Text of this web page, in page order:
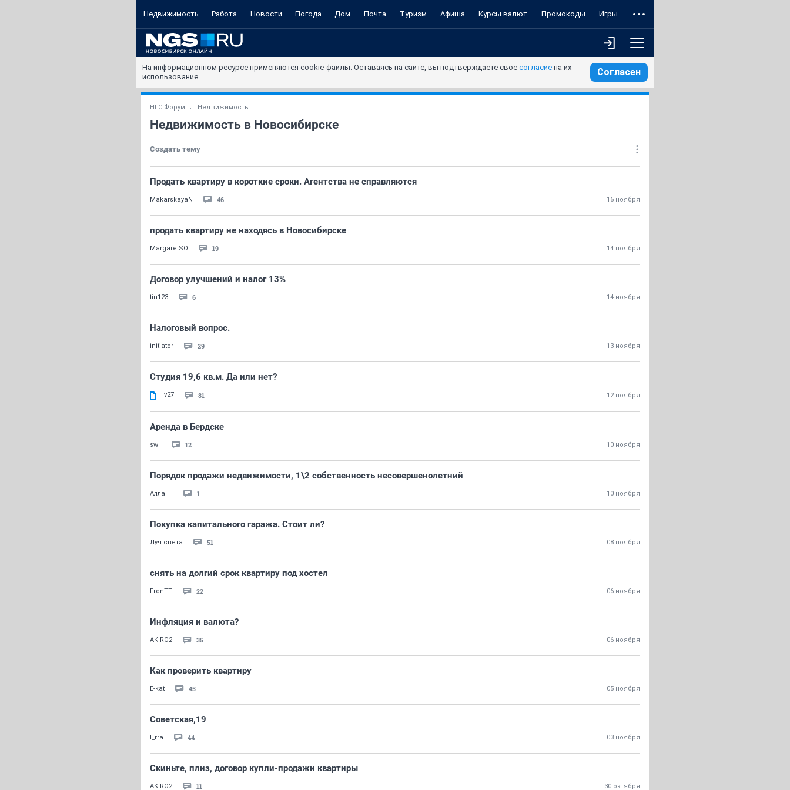
Недвижимость Работа Новости Погода Дом Почта Туризм Афиша Курсы валют Промокоды Игры
На информационном ресурсе применяются cookie-файлы. Оставаясь на сайте, вы подтверждаете свое согласие на их
использование.
Согласен
НГС.Форум Недвижимость
Недвижимость в Новосибирске
Создать тему
Продать квартиру в короткие сроки. Агентства не справляются
MakarskayaN 46 16 ноября
продать квартиру не находясь в Новосибирске
MargaretSO 19 14 ноября
Договор улучшений и налог 13%
tin123 6 14 ноября
Налоговый вопрос.
initiator 29 13 ноября
Студия 19,6 кв.м. Да или нет?
v27 81 12 ноября
Аренда в Бердске
sw_ 12 10 ноября
Порядок продажи недвижимости, 1\2 собственность несовершенолетний
Алла_Н 1 10 ноября
Покупка капитального гаража. Стоит ли?
Луч света 51 08 ноября
снять на долгий срок квартиру под хостел
FronTT 22 06 ноября
Инфляция и валюта?
AKIRO2 35 06 ноября
Как проверить квартиру
E-kat 45 05 ноября
Советская,19
I_rra 44 03 ноября
Скиньте, плиз, договор купли-продажи квартиры
AKIRO2 11 30 октября